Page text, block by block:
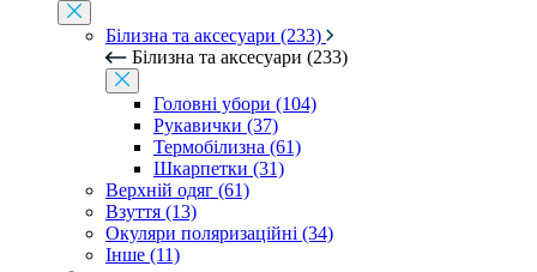
Білизна та аксесуари (233)
Білизна та аксесуари (233)
Головні убори (104)
Рукавички (37)
Термобілизна (61)
Шкарпетки (31)
Верхній одяг (61)
Взуття (13)
Окуляри поляризаційні (34)
Інше (11)